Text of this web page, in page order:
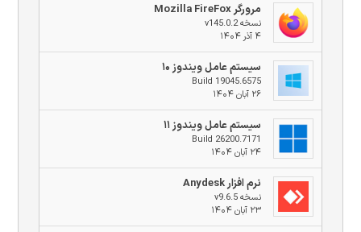
مرورگر Mozilla FireFox
نسخه v145.0.2
۴ آذر ۱۴۰۴
سیستم عامل ویندوز ۱۰
Build 19045.6575
۲۶ آبان ۱۴۰۴
سیستم عامل ویندوز ۱۱
Build 26200.7171
۲۴ آبان ۱۴۰۴
نرم افزار Anydesk
نسخه v9.6.5
۲۳ آبان ۱۴۰۴